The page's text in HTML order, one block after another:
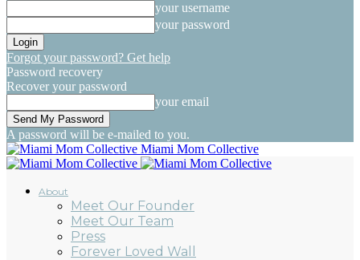
your username
your password
Forgot your password? Get help
Password recovery
Recover your password
your email
A password will be e-mailed to you.
Miami Mom Collective
About
Meet Our Founder
Meet Our Team
Press
Forever Loved Wall